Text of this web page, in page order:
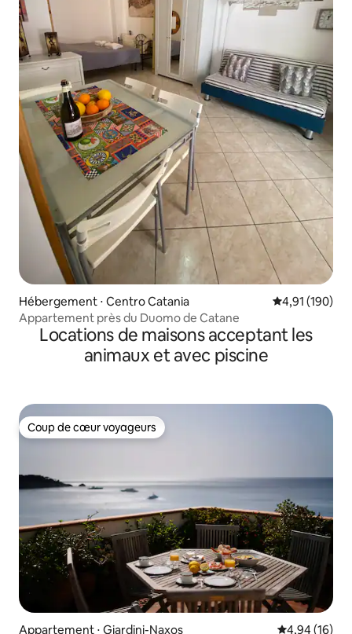
Hébergement ⋅ Centro Catania Évaluation
4,91 (190)
Appartement près du Duomo de Catane
Locations de maisons acceptant les
animaux et avec piscine
Coup de cœur voyageurs
Coup de cœur voyageurs
Appartement ⋅ Giardini-Naxos Évaluation
4,94 (16)